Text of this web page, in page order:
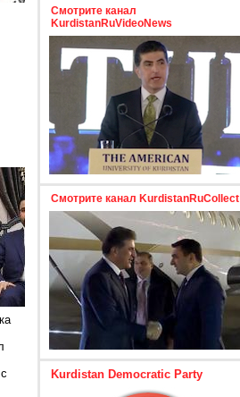
Смотрите канал
KurdistanRuVideoNews
Смотрите канал KurdistanRuCollect
Kurdistan Democratic Party